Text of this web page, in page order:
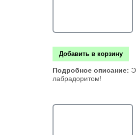
Добавить в корзину
Подробное описание:
лабрадоритом!